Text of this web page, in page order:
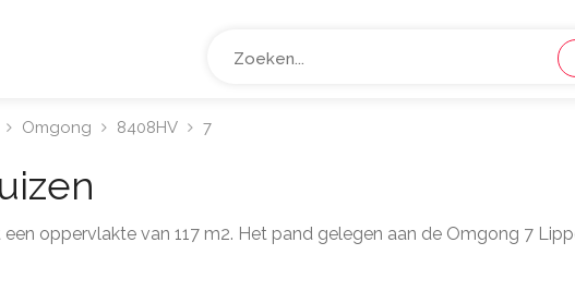
Omgong 8408HV 7
oppervlakte van 117 m2. Het pand gelegen aan de Omgong 7